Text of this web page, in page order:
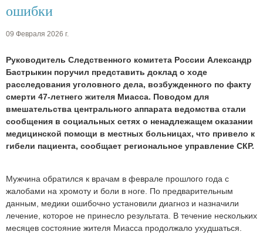
ошибки
09 Февраля 2026 г.
Руководитель Следственного комитета России Александр
Бастрыкин поручил представить доклад о ходе
расследования уголовного дела, возбужденного по факту
смерти 47-летнего жителя Миасса. Поводом для
вмешательства центрального аппарата ведомства стали
сообщения в социальных сетях о ненадлежащем оказании
медицинской помощи в местных больницах, что привело к
гибели пациента, сообщает региональное управление СКР.
Мужчина обратился к врачам в феврале прошлого года с
жалобами на хромоту и боли в ноге. По предварительным
данным, медики ошибочно установили диагноз и назначили
лечение, которое не принесло результата. В течение нескольких
месяцев состояние жителя Миасса продолжало ухудшаться.